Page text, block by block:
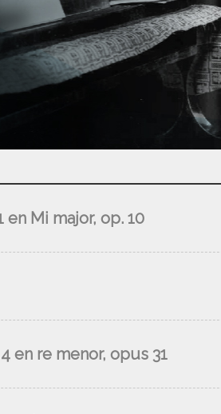
Mi major, op. 10
en re menor, opus 31